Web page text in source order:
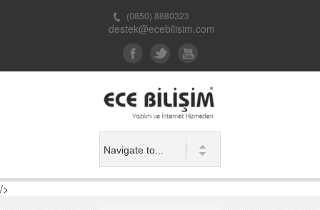
(0850) 8880323
destek@ecebilisim.com
/>